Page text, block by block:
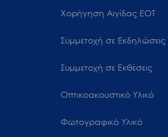
Χορήγηση Αιγίδας ΕΟΤ
Συμμετοχή σε Εκδηλώσεις
Συμμετοχή σε Εκθέσεις
Οπτικοακουστικό Υλικό
Φωτογραφικό Υλικό